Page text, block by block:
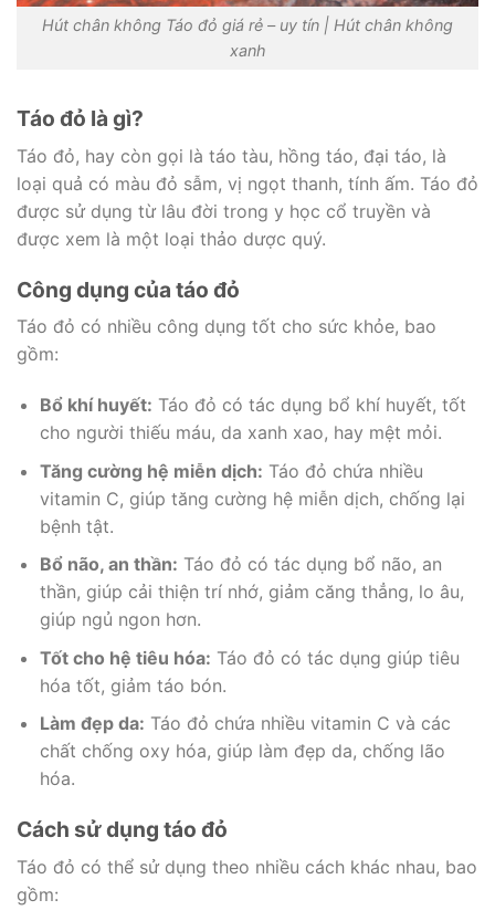
Hút chân không Táo đỏ giá rẻ – uy tín | Hút chân không
xanh
Táo đỏ là gì?
Táo đỏ, hay còn gọi là táo tàu, hồng táo, đại táo, là
loại quả có màu đỏ sẫm, vị ngọt thanh, tính ấm. Táo đỏ
được sử dụng từ lâu đời trong y học cổ truyền và
được xem là một loại thảo dược quý.
Công dụng của táo đỏ
Táo đỏ có nhiều công dụng tốt cho sức khỏe, bao
gồm:
Bổ khí huyết: Táo đỏ có tác dụng bổ khí huyết, tốt
cho người thiếu máu, da xanh xao, hay mệt mỏi.
Tăng cường hệ miễn dịch: Táo đỏ chứa nhiều
vitamin C, giúp tăng cường hệ miễn dịch, chống lại
bệnh tật.
Bổ não, an thần: Táo đỏ có tác dụng bổ não, an
thần, giúp cải thiện trí nhớ, giảm căng thẳng, lo âu,
giúp ngủ ngon hơn.
Tốt cho hệ tiêu hóa: Táo đỏ có tác dụng giúp tiêu
hóa tốt, giảm táo bón.
Làm đẹp da: Táo đỏ chứa nhiều vitamin C và các
chất chống oxy hóa, giúp làm đẹp da, chống lão
hóa.
Cách sử dụng táo đỏ
Táo đỏ có thể sử dụng theo nhiều cách khác nhau, bao
gồm: